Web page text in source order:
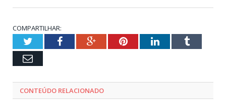
COMPARTILHAR:
TwitterFacebookGoogle+PinterestLinkedInTumblr
Email
CONTEÚDO RELACIONADO